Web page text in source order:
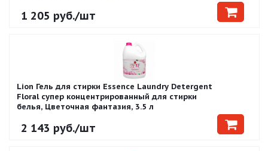
1 205 руб./шт
Lion Гель для стирки Essence Laundry Detergent
Floral супер концентрированный для стирки
белья, Цветочная фантазия, 3.5 л
2 143 руб./шт